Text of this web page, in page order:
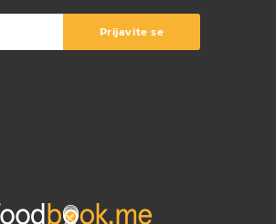
Prijavite se